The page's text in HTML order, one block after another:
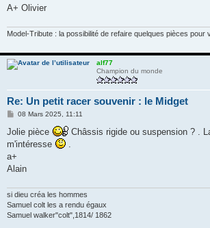
A+ Olivier
Model-Tribute : la possibilité de refaire quelques pièces pour
alf77
Champion du monde
Re: Un petit racer souvenir : le Midget
M
s
a
g
08 Mars 2025, 11:11
Jolie pièce
Châssis rigide ou suspension ? .
m'intéresse
.
a+
Alain
si dieu créa les hommes
Samuel colt les a rendu égaux
Samuel walker"colt",1814/ 1862